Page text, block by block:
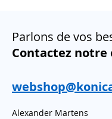
Parlons de vos
Contactez notre
Alexander Martens